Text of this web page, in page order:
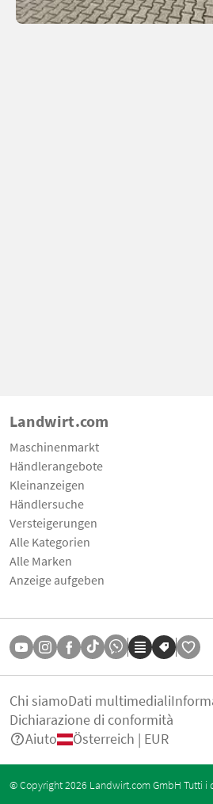
Landwirt.com
Maschinenmarkt
Händlerangebote
Kleinanzeigen
Händlersuche
Versteigerungen
Alle Kategorien
Alle Marken
Anzeige aufgeben
Chi siamoDati multimediali
Dichiarazione di conformità
Aiuto
Österreich | EUR
© Copyright 2026 Landwirt.com GmbH Tutti